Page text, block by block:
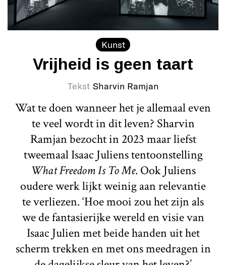
Kunst
Vrijheid is geen taart
Tekst Sharvin Ramjan
Wat te doen wanneer het je allemaal even
te veel wordt in dit leven? Sharvin
Ramjan bezocht in 2023 maar liefst
tweemaal Isaac Juliens tentoonstelling
What Freedom Is To Me. Ook Juliens
oudere werk lijkt weinig aan relevantie
te verliezen. ‘Hoe mooi zou het zijn als
we de fantasierijke wereld en visie van
Isaac Julien met beide handen uit het
scherm trekken en met ons meedragen in